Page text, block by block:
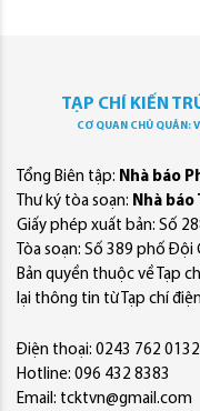
TẠP CHÍ KIẾN
CƠ QUAN CHỦ QUẢN:
Tổng Biên tập: Nhà báo
Thư ký tòa soạn: Nhà báo
Giấy phép xuất bản: Số
Tòa soạn: Số 389 phố Đội
Bản quyền thuộc về Tạp
lại thông tin từ Tạp chí
Điện thoại: 0243 762 0132
Hotline: 096 432 8383
Email: tcktvn@gmail.com